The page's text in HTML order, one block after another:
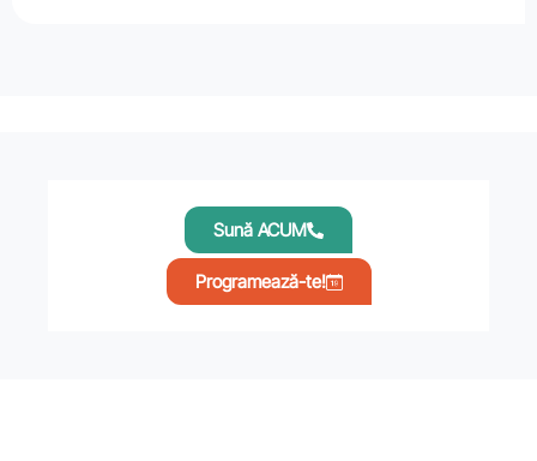
Sună ACUM
Programează-te!